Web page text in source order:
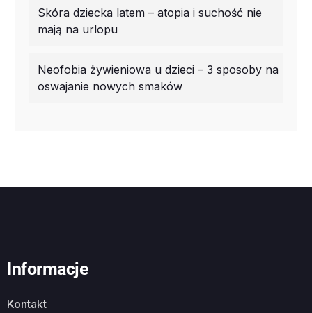
Skóra dziecka latem – atopia i suchość nie
mają na urlopu
Neofobia żywieniowa u dzieci – 3 sposoby na
oswajanie nowych smaków
Informacje
Kontakt